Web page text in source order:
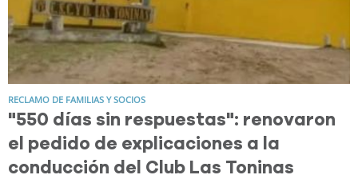
RECLAMO DE FAMILIAS Y SOCIOS
"550 días sin respuestas": renovaron
el pedido de explicaciones a la
conducción del Club Las Toninas